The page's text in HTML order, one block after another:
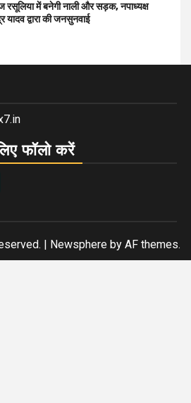
रसूलिया में बनेगी नाली और सड़क, नपाध्यक्ष
यादव द्वारा की जनसुनवाई
फॉलो करें
| Newsphere by AF themes.